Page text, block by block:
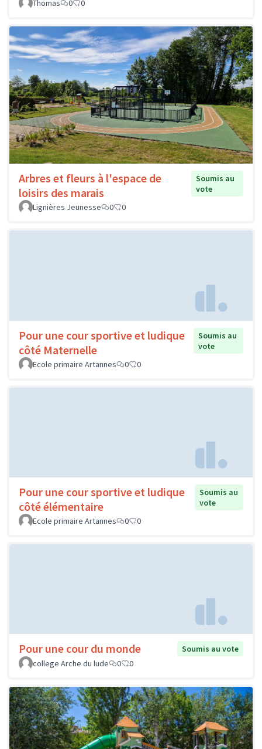
Thomas 0 0
Arbres et fleurs à l'espace de
loisirs des marais
Soumis au
vote
Lignières Jeunesse
0 0
Pour une cour sportive et ludique
côté Maternelle
Soumis au
vote
Ecole primaire Artannes
0 0
Pour une cour sportive et ludique
côté élémentaire
Soumis au
vote
Ecole primaire Artannes
0 0
Pour une cour du monde
Soumis au vote
college Arche du lude
0 0